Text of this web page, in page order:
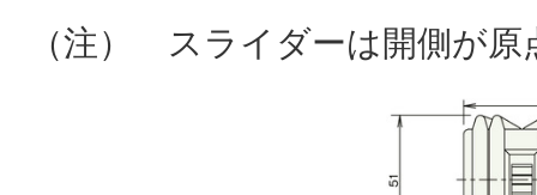
（注） スライダーは開側が原